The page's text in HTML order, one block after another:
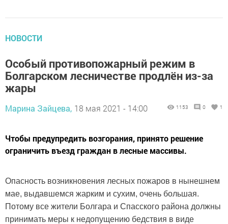
НОВОСТИ
Особый противопожарный режим в
Болгарском лесничестве продлён из-за
жары
Марина Зайцева, 18 мая 2021 - 14:00 1153 0 1
Чтобы предупредить возгорания, принято решение
ограничить въезд граждан в лесные массивы.
Опасность возникновения лесных пожаров в нынешнем
мае, выдавшемся жарким и сухим, очень большая.
Потому все жители Болгара и Спасского района должны
принимать меры к недопущению бедствия в виде